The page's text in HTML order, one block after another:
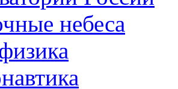
небеса